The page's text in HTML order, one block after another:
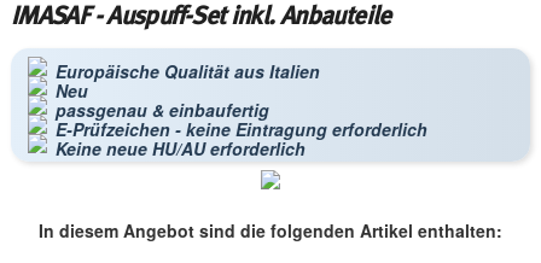
IMASAF - Auspuff-Set inkl. Anbauteile
Europäische Qualität aus Italien
Neu
passgenau & einbaufertig
E-Prüfzeichen - keine Eintragung erforderlich
Keine neue HU/AU erforderlich
In diesem Angebot sind die folgenden Artikel enthalten: